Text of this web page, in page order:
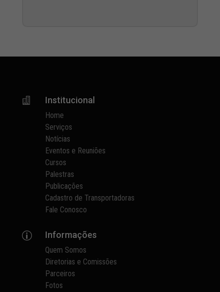
 Institucional
Home
Serviços
Notícias
Eventos e Reuniões
Cursos
Palestras
Publicações
Cadastro de Transportadoras
Fale Conosco
p Informações
Quem Somos
Diretorias e Comissões
Parceiros
Fotos